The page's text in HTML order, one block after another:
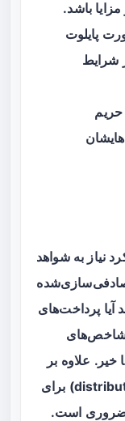
باشد.
پایلوت
شرایط
حریم
نیاز به شواهد
آیا پرداخت‌های
شاخص‌های
علاوه بر
آن، تحلیل آثار توزیعی (distributional effects) برای
ضروری است.